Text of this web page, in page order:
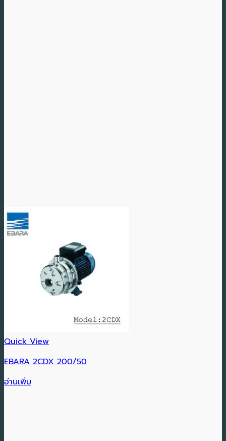
Quick View
EBARA 2CDX 200/50
อ่านเพิ่ม